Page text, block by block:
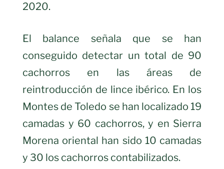
2020.
El balance señala que se han
conseguido detectar un total de 90
cachorros en las áreas de
reintroducción de lince ibérico. En los
Montes de Toledo se han localizado 19
camadas y 60 cachorros, y en Sierra
Morena oriental han sido 10 camadas
y 30 los cachorros contabilizados.